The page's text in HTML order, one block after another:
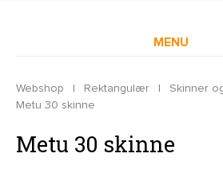
MENU
Webshop | Rektangulær | Skinner
Metu 30 skinne
Metu 30 skinne